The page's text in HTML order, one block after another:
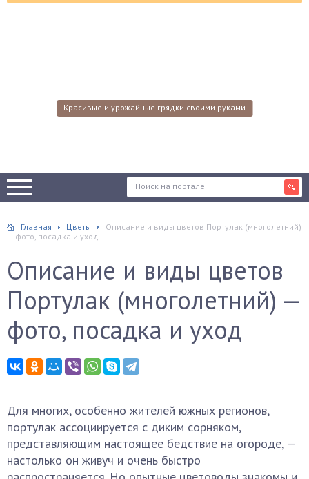
Красивые и урожайные грядки своими руками
Главная Цветы
Описание и виды цветов Портулак (многолетний)
— фото, посадка и уход
Описание и виды цветов
Портулак (многолетний) —
фото, посадка и уход
Для многих, особенно жителей южных регионов,
портулак ассоциируется с диким сорняком,
представляющим настоящее бедствие на огороде, —
настолько он живуч и очень быстро